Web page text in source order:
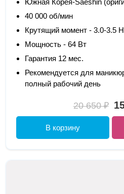
Южная Корея-Saeshin
40 000 об/мин
Крутящий момент - 3.0-3.5
Мощность - 64 Вт
Гарантия 12 мес.
Рекомендуется для
полный рабочий день
20 650 ₽
В корзину